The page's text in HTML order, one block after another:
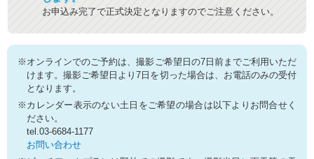
お申込み完了で正式決定となりますのでご注意ください。
※オンラインでのご予約は、撮影ご希望日の7日前までご利用いただ
けます。撮影ご希望日より7日を切った場合は、お電話のみの受付
となります。
※カレンダー表示のない土日をご希望の場合は以下よりお問合せく
ださい。
tel.03-6684-1177
お問い合わせ